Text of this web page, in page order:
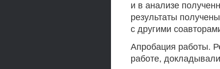
и в анализе
результаты
с другими
Апробация работы.
работе,